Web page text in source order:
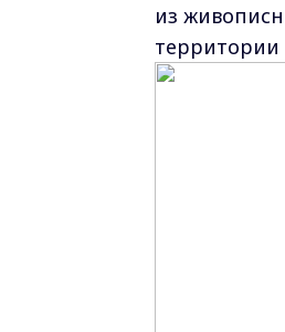
из
территории